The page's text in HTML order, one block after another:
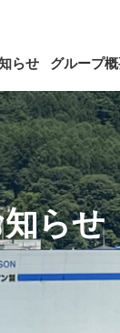
らせ グループ
らせ